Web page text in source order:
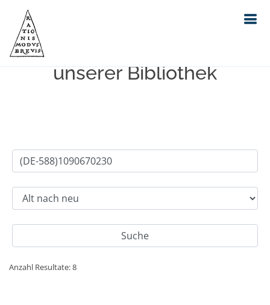
Einfache Suche im Bestand
unserer Bibliothek
Anzahl Resultate: 8